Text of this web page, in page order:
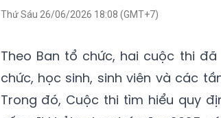
Thứ Sáu 26/06/2026 18:08 (GMT+7)
Theo Ban tổ chức, hai cuộc thi
chức, học sinh, sinh viên và các
Trong đó, Cuộc thi tìm hiểu quy